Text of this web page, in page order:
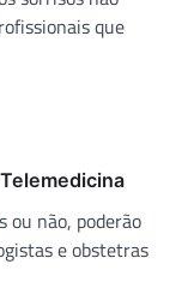
que
ou não, poderão
e obstetras